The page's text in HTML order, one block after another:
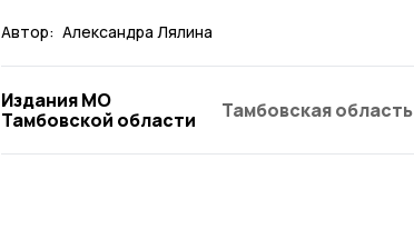
Автор: Александра Лялина
Издания МО
Тамбовской области
Тамбовская область